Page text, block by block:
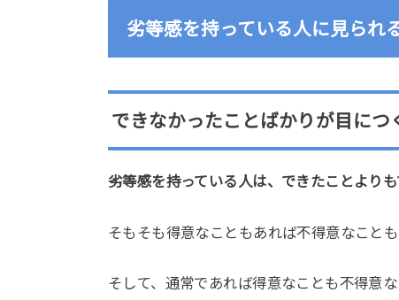
劣等感を持っている人に見られ
できなかったことばかりが目につ
劣等感を持っている人は、できたことより
そもそも得意なこともあれば不得意なことも
そして、通常であれば得意なことも不得意